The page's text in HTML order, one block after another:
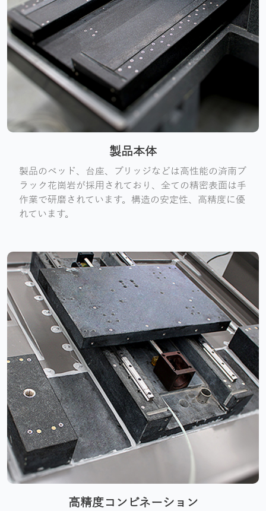
製品本体
製品のベッド、台座、ブリッジなどは高性能の済南ブ
ラック花崗岩が採用されており、全ての精密表面は手
作業で研磨されています。構造の安定性、高精度に優
れています。
高精度コンビネーション